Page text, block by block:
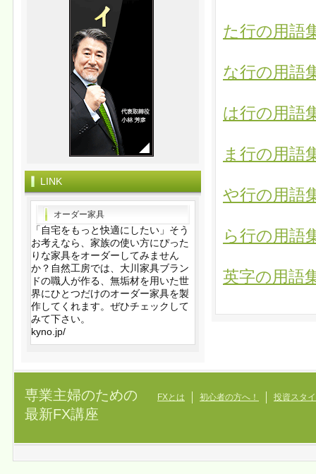
た行の用語
な行の用語
は行の用語
ま行の用語
や行の用語
ら行の用語
英字の用語
LINK
オーダー家具
「自宅をもっと快適にしたい」そう
お考えなら、家族の使い方にぴった
りな家具をオーダーしてみません
か？自然工房では、大川家具ブラン
ドの職人が作る、無垢材を用いた世
界にひとつだけのオーダー家具を製
作してくれます。ぜひチェックして
みて下さい。
kyno.jp/
専業主婦のための
最新FX講座
FXとは 初心者の方へ！ 投資スタ